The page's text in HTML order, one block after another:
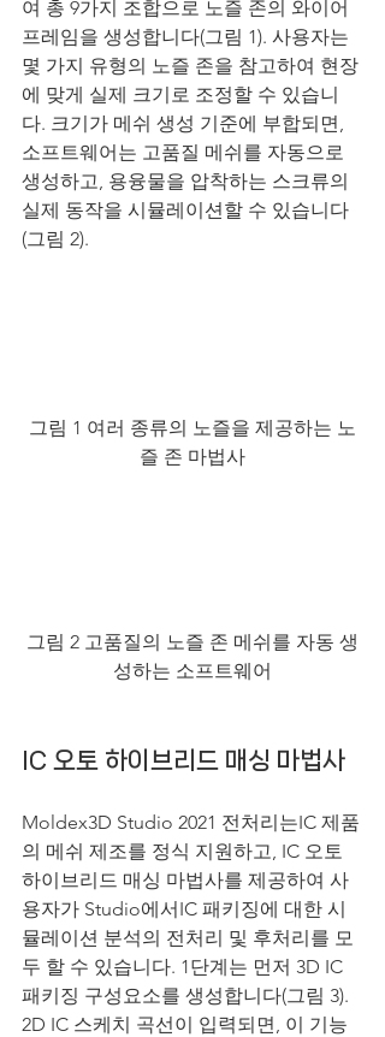
여 총 9가지 조합으로 노즐 존의 와이어
프레임을 생성합니다(그림 1). 사용자는
몇 가지 유형의 노즐 존을 참고하여 현장
에 맞게 실제 크기로 조정할 수 있습니
다. 크기가 메쉬 생성 기준에 부합되면,
소프트웨어는 고품질 메쉬를 자동으로
생성하고, 용융물을 압착하는 스크류의
실제 동작을 시뮬레이션할 수 있습니다
(그림 2).
그림 1 여러 종류의 노즐을 제공하는 노
즐 존 마법사
그림 2 고품질의 노즐 존 메쉬를 자동 생
성하는 소프트웨어
IC 오토 하이브리드 매싱 마법사
Moldex3D Studio 2021 전처리는IC 제품
의 메쉬 제조를 정식 지원하고, IC 오토
하이브리드 매싱 마법사를 제공하여 사
용자가 Studio에서IC 패키징에 대한 시
뮬레이션 분석의 전처리 및 후처리를 모
두 할 수 있습니다. 1단계는 먼저 3D IC
패키징 구성요소를 생성합니다(그림 3).
2D IC 스케치 곡선이 입력되면, 이 기능